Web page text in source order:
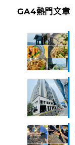
GA4熱門文章